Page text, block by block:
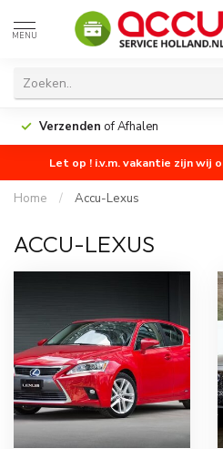
MENU
Verzenden of Afhalen
Let op ! i.v.m. vakantie zijn wij
Home / Accu-Lexus
ACCU-LEXUS